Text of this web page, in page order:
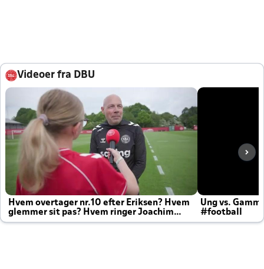
Videoer fra DBU
Hvem overtager nr.10 efter Eriksen? Hvem
glemmer sit pas? Hvem ringer Joachim
altid til efter kampe?
Ung vs.
#football